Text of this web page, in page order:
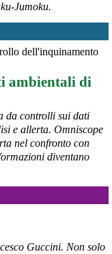
raccolti il Governo
un piano straordinario
come il Governo
della Corte
è già stato
“Alla luce del
una proposta
tiene conto della
stanno valutando”.
Jumoku.
dell'inquinamento
ambientali di
da controlli sui dati
e allerta. Omniscope
nel confronto con
diventano
Guccini. Non solo